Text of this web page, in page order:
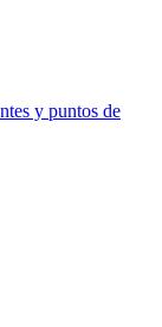
y puntos de